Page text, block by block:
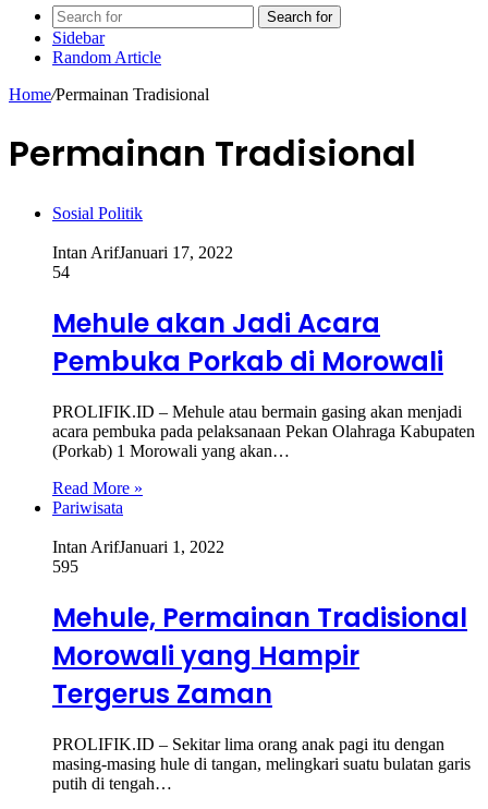
Search for
Sidebar
Random Article
Home/Permainan Tradisional
Permainan Tradisional
Sosial Politik
Intan ArifJanuari 17, 2022
54
Mehule akan Jadi Acara
Pembuka Porkab di Morowali
PROLIFIK.ID – Mehule atau bermain gasing akan menjadi
acara pembuka pada pelaksanaan Pekan Olahraga Kabupaten
(Porkab) 1 Morowali yang akan…
Read More »
Pariwisata
Intan ArifJanuari 1, 2022
595
Mehule, Permainan Tradisional
Morowali yang Hampir
Tergerus Zaman
PROLIFIK.ID – Sekitar lima orang anak pagi itu dengan
masing-masing hule di tangan, melingkari suatu bulatan garis
putih di tengah…